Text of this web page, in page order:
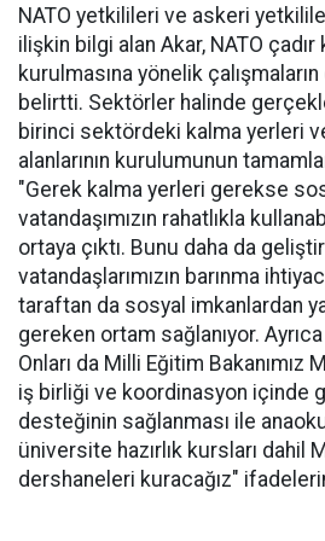
NATO yetkilileri ve askeri
ilişkin bilgi alan Akar, NATO
kurulmasına yönelik
belirtti. Sektörler halinde
birinci sektördeki kalma yerleri
alanlarının kurulumunun
"Gerek kalma yerleri gerekse
vatandaşımızın rahatlıkla
ortaya çıktı. Bunu daha da
vatandaşlarımızın barınma
taraftan da sosyal imkanlardan
gereken ortam sağlanıyor.
Onları da Milli Eğitim Bakanımız
iş birliği ve koordinasyon içinde
desteğinin sağlanması ile
üniversite hazırlık kursları dahil
dershaneleri kuracağız"